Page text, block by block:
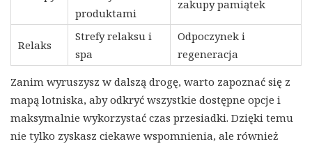
produktami
zakupy pamiątek
Relaks
Strefy relaksu i
spa
Odpoczynek i
regeneracja
Zanim wyruszysz w dalszą drogę, warto zapoznać się z
mapą lotniska, aby odkryć wszystkie dostępne opcje i
maksymalnie wykorzystać czas przesiadki. Dzięki temu
nie tylko zyskasz ciekawe wspomnienia, ale również